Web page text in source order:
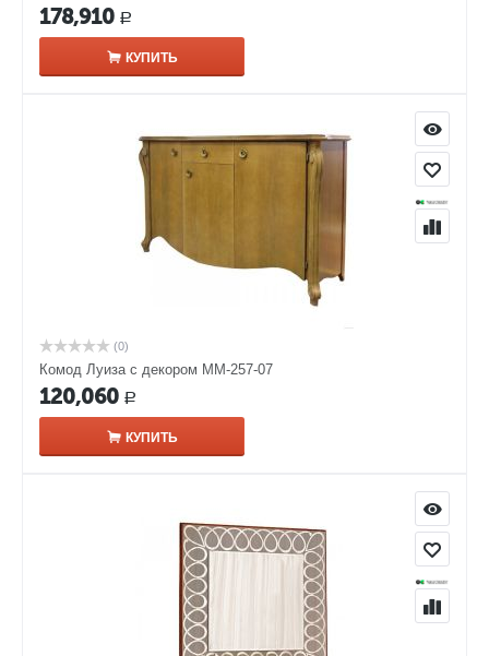
178,910 Р
КУПИТЬ
(0)
Комод Луиза с декором ММ-257-07
120,060 Р
КУПИТЬ